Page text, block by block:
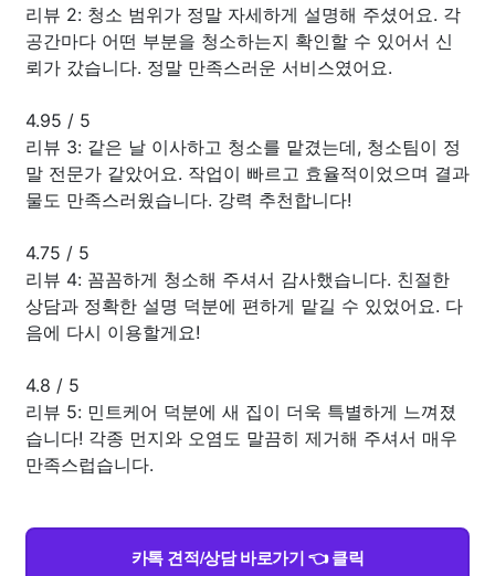
리뷰 2: 청소 범위가 정말 자세하게 설명해 주셨어요. 각
공간마다 어떤 부분을 청소하는지 확인할 수 있어서 신
뢰가 갔습니다. 정말 만족스러운 서비스였어요.
4.95 / 5
리뷰 3: 같은 날 이사하고 청소를 맡겼는데, 청소팀이 정
말 전문가 같았어요. 작업이 빠르고 효율적이었으며 결과
물도 만족스러웠습니다. 강력 추천합니다!
4.75 / 5
리뷰 4: 꼼꼼하게 청소해 주셔서 감사했습니다. 친절한
상담과 정확한 설명 덕분에 편하게 맡길 수 있었어요. 다
음에 다시 이용할게요!
4.8 / 5
리뷰 5: 민트케어 덕분에 새 집이 더욱 특별하게 느껴졌
습니다! 각종 먼지와 오염도 말끔히 제거해 주셔서 매우
만족스럽습니다.
카톡 견적/상담 바로가기 👈 클릭